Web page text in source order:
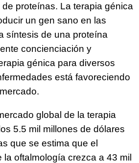
proteínas. La terapia génica
un gen sano en las
síntesis de una proteína
concienciación y
génica para diversos
está favoreciendo
global de la terapia
5.5 mil millones de dólares
que se estima que el
la oftalmología crezca a 43 mil